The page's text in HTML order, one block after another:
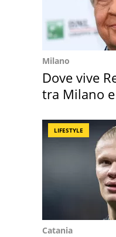
Milano
Dove vive
tra Milano
LIFESTYLE
Catania